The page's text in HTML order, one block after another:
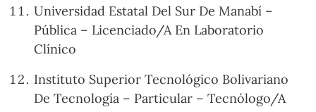
Universidad Estatal Del Sur De Manabí –
Pública – Licenciado/A En Laboratorio
Clínico
Instituto Superior Tecnológico Bolivariano
De Tecnología – Particular – Tecnólogo/A